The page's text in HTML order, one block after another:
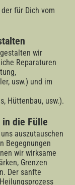
für Dich vom
wir
Reparaturen
usw.) und im
Hüttenbau, usw.).
in die Fülle
auszutauschen
Begegnungen
wir wirksame
Grenzen
Der sanfte